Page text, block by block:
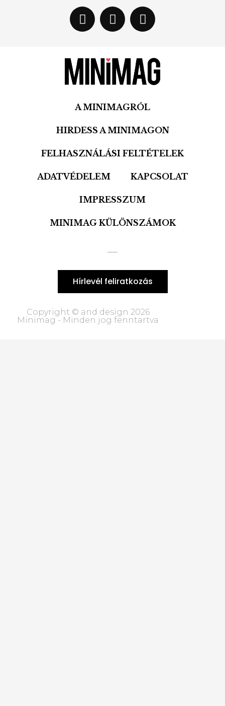
A MINIMAGRÓL
HIRDESS A MINIMAGON
FELHASZNÁLÁSI FELTÉTELEK
ADATVÉDELEM KAPCSOLAT
IMPRESSZUM
MINIMAG KÜLÖNSZÁMOK
Hírlevél feliratkozás
Copyright © and design 2026
Minimag - Minden jog fenntartva